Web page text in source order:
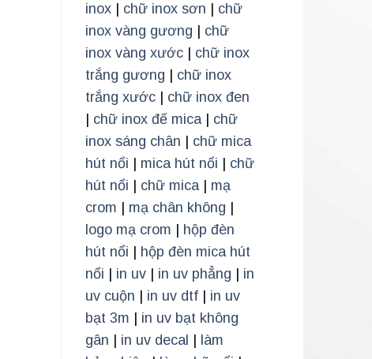
inox| chữ inox sơn
chữ
inox vàng gương
chữ
inox vàng xước| chữ inox
trắng gương
chữ inox
trắng xước| chữ inox đen
chữ inox đế mica| chữ
inox sáng chân
chữ mica
hút nổi
mica hút nổi
chữ
hút nổi
chữ mica| mạ
crom
mạ chân không
logo mạ crom
hộp đèn
hút nổi
hộp đèn mica hút
nổi
in uv| in uv phẳng
in
uv cuộn
in uv dtf| in uv
bạt 3m
in uv bạt không
gân
in uv decal
làm